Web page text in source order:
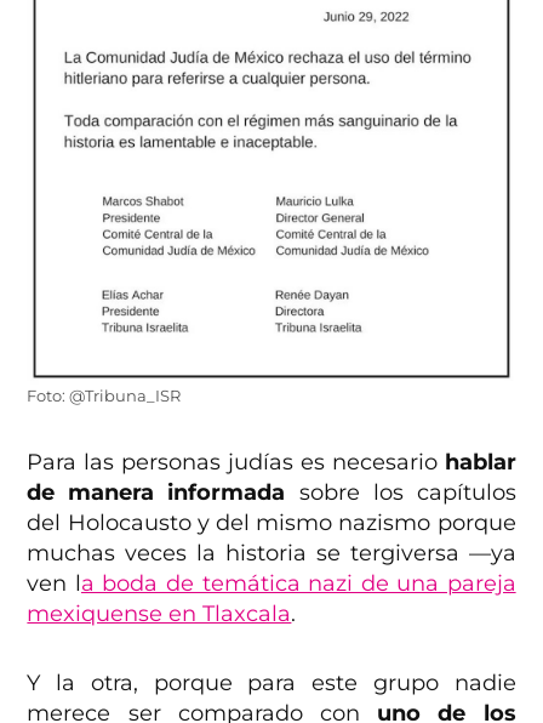
Foto: @Tribuna_ISR
Para las personas judías es necesario hablar
de manera informada sobre los capítulos
del Holocausto y del mismo nazismo porque
muchas veces la historia se tergiversa —ya
ven la boda de temática nazi de una pareja
mexiquense en Tlaxcala.
Y la otra, porque para este grupo nadie
merece ser comparado con uno de los